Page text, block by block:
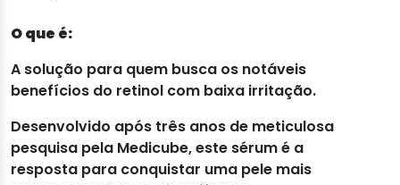
O que é:
A solução para quem busca os notáveis
benefícios do retinol com baixa irritação.
Desenvolvido após três anos de meticulosa
pesquisa pela Medicube, este sérum é a
resposta para conquistar uma pele mais